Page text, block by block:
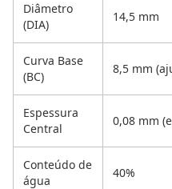
Diâmetro
(DIA)
14,5 mm
Curva Base
(BC)
8,5 mm
Espessura
Central
0,08 mm
Conteúdo de
água
40%